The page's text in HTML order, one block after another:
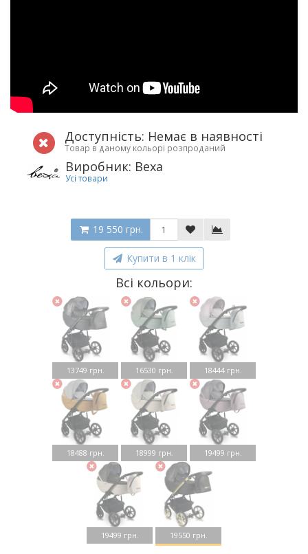
Доступність: Немає в наявності
Товар в даному кольорі розпроданий
Виробник: Bexa
Усі товари
19 550 грн.
Купити в 1 клік
Всі кольори:
13749 грн. 16530 грн. 18444 грн.
18488 грн. 18999 грн. 19499 грн.
19499 грн. 19550 грн.